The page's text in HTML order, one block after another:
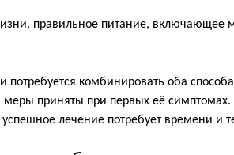
правильное питание, включающее
потребуется комбинировать оба
меры приняты при первых её симптомах.
лечение потребует времени и